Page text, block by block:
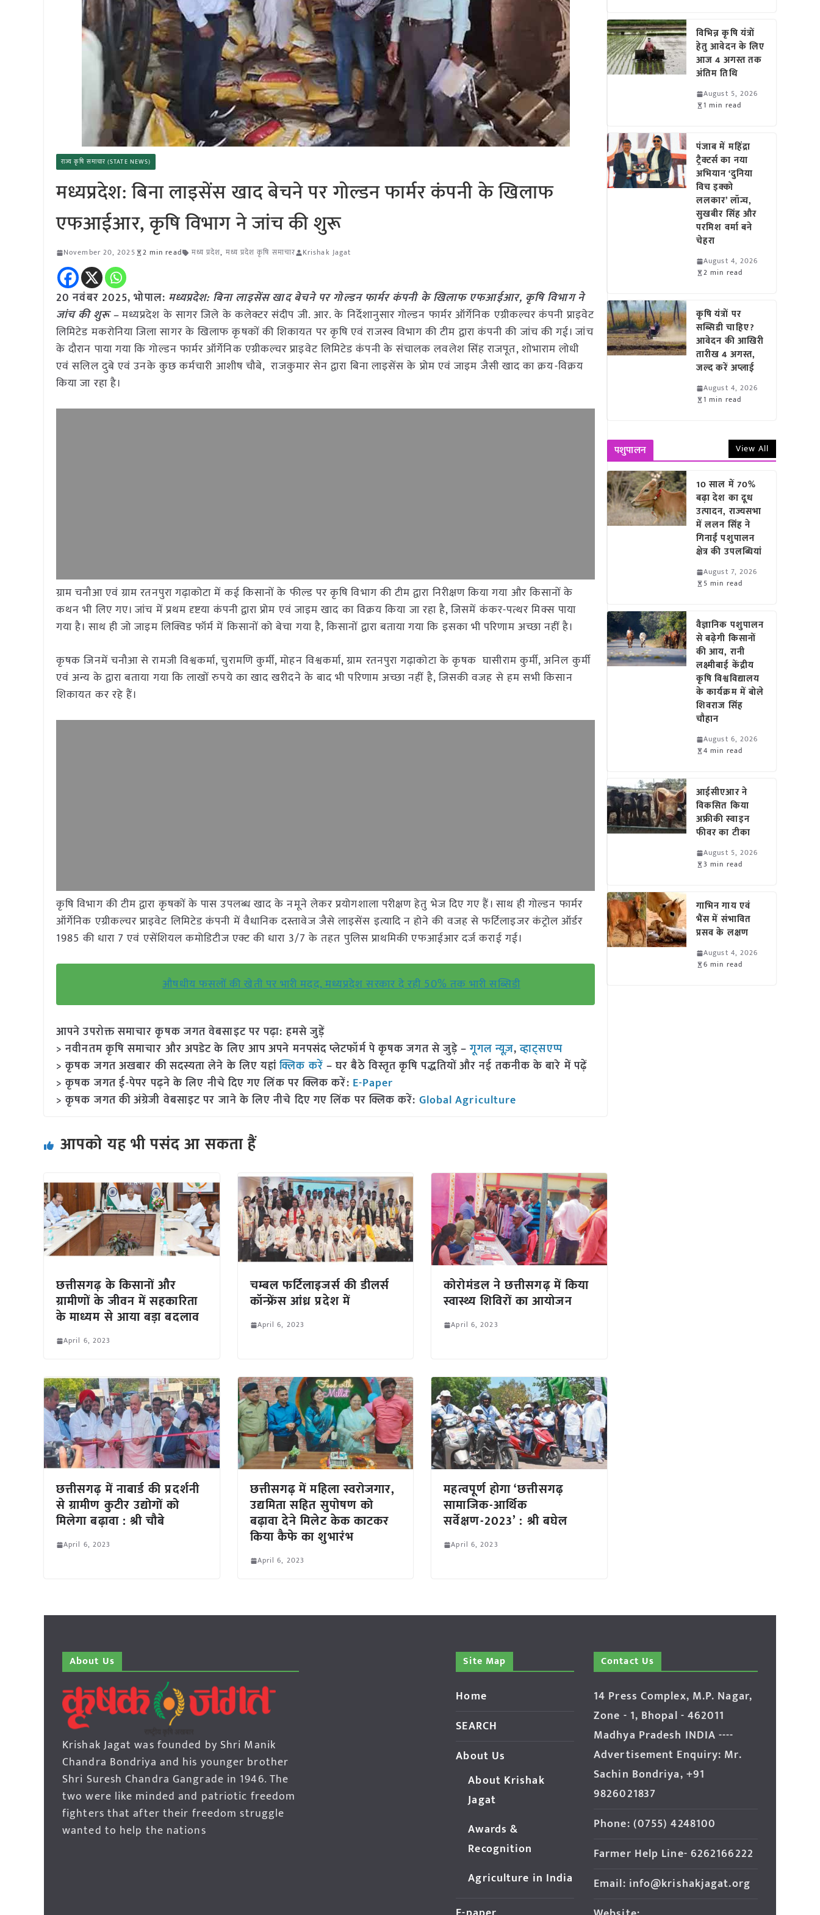
राज्य कृषि समाचार (STATE NEWS)
मध्यप्रदेश: बिना लाइसेंस खाद बेचने पर गोल्डन फार्मर कंपनी के खिलाफ
एफआईआर, कृषि विभाग ने जांच की शुरू
November 20, 2025 2 min read मध्य प्रदेश, मध्य प्रदेश कृषि समाचार Krishak Jagat
20 नवंबर 2025, भोपाल: मध्यप्रदेश: बिना लाइसेंस खाद बेचने पर गोल्डन फार्मर कंपनी के खिलाफ एफआईआर, कृषि विभाग ने
जांच की शुरू –मध्यप्रदेश के सागर जिले के कलेक्टर संदीप जी. आर. के निर्देशानुसार गोल्डन फार्मर ऑर्गेनिक एग्रीकल्चर कंपनी प्राइवेट
लिमिटेड मकरोनिया जिला सागर के खिलाफ कृषकों की शिकायत पर कृषि एवं राजस्व विभाग की टीम द्वारा कंपनी की जांच की गई। जांच
के दौरान पाया गया कि गोल्डन फार्मर ऑर्गेनिक एग्रीकल्चर प्राइवेट लिमिटेड कंपनी के संचालक लवलेश सिंह राजपूत, शोभाराम लोधी
एवं सलिल दुबे एवं उनके कुछ कर्मचारी आशीष चौबे, राजकुमार सेन द्वारा बिना लाइसेंस के प्रोम एवं जाइम जैसी खाद का क्रय-विक्रय
किया जा रहा है।
ग्राम चनौआ एवं ग्राम रतनपुरा गढ़ाकोटा में कई किसानों के फील्ड पर कृषि विभाग की टीम द्वारा निरीक्षण किया गया और किसानों के
कथन भी लिए गए। जांच में प्रथम दृष्टया कंपनी द्वारा प्रोम एवं जाइम खाद का विक्रय किया जा रहा है, जिसमें कंकर-पत्थर मिक्स पाया
गया है। साथ ही जो जाइम लिक्विड फॉर्म में किसानों को बेचा गया है, किसानों द्वारा बताया गया कि इसका भी परिणाम अच्छा नहीं है।
कृषक जिनमें चनौआ से रामजी विश्वकर्मा, चुरामणि कुर्मी, मोहन विश्वकर्मा, ग्राम रतनपुरा गढ़ाकोटा के कृषक घासीराम कुर्मी, अनिल कुर्मी
एवं अन्य के द्वारा बताया गया कि लाखों रुपये का खाद खरीदने के बाद भी परिणाम अच्छा नहीं है, जिसकी वजह से हम सभी किसान
शिकायत कर रहे हैं।
कृषि विभाग की टीम द्वारा कृषकों के पास उपलब्ध खाद के नमूने लेकर प्रयोगशाला परीक्षण हेतु भेज दिए गए हैं। साथ ही गोल्डन फार्मर
ऑर्गेनिक एग्रीकल्चर प्राइवेट लिमिटेड कंपनी में वैधानिक दस्तावेज जैसे लाइसेंस इत्यादि न होने की वजह से फर्टिलाइजर कंट्रोल ऑर्डर
1985 की धारा 7 एवं एसेंशियल कमोडिटीज एक्ट की धारा 3/7 के तहत पुलिस प्राथमिकी एफआईआर दर्ज कराई गई।
औषधीय फसलों की खेती पर भारी मदद, मध्यप्रदेश सरकार दे रही 50% तक भारी सब्सिडी
आपने उपरोक्त समाचार कृषक जगत वेबसाइट पर पढ़ा: हमसे जुड़ें
> नवीनतम कृषि समाचार और अपडेट के लिए आप अपने मनपसंद प्लेटफॉर्म पे कृषक जगत से जुड़े –गूगल न्यूज़,व्हाट्सएप्प
> कृषक जगत अखबार की सदस्यता लेने के लिए यहांक्लिक करें – घर बैठे विस्तृत कृषि पद्धतियों और नई तकनीक के बारे में पढ़ें
> कृषक जगत ई-पेपर पढ़ने के लिए नीचे दिए गए लिंक पर क्लिक करें: E-Paper
> कृषक जगत की अंग्रेजी वेबसाइट पर जाने के लिए नीचे दिए गए लिंक पर क्लिक करें: Global Agriculture
आपको यह भी पसंद आ सकता हैं
छत्तीसगढ़ के किसानों और
ग्रामीणों के जीवन में सहकारिता
के माध्यम से आया बड़ा बदलाव
April 6, 2023
चम्बल फर्टिलाइजर्स की डीलर्स
कॉन्फ्रेंस आंध्र प्रदेश में
April 6, 2023
कोरोमंडल ने छत्तीसगढ़ में किया
स्वास्थ्य शिविरों का आयोजन
April 6, 2023
छत्तीसगढ़ में नाबार्ड की प्रदर्शनी
से ग्रामीण कुटीर उद्योगों को
मिलेगा बढ़ावा : श्री चौबे
April 6, 2023
छत्तीसगढ़ में महिला स्वरोजगार,
उद्यमिता सहित सुपोषण को
बढ़ावा देने मिलेट केक काटकर
किया कैफे का शुभारंभ
April 6, 2023
महत्वपूर्ण होगा ‘छत्तीसगढ़
सामाजिक-आर्थिक
सर्वेक्षण-2023’ : श्री बघेल
April 6, 2023
विभिन्न कृषि यंत्रों
हेतु आवेदन के लिए
आज 4 अगस्त तक
अंतिम तिथि
August 5, 2026
1 min read
पंजाब में महिंद्रा
ट्रैक्टर्स का नया
अभियान ‘दुनिया
विच इक्को
ललकार’ लॉन्च,
सुखबीर सिंह और
परमिश वर्मा बने
चेहरा
August 4, 2026
2 min read
कृषि यंत्रों पर
सब्सिडी चाहिए?
आवेदन की आखिरी
तारीख 4 अगस्त,
जल्द करें अप्लाई
August 4, 2026
1 min read
पशुपालन View All
10 साल में 70%
बढ़ा देश का दूध
उत्पादन, राज्यसभा
में ललन सिंह ने
गिनाईं पशुपालन
क्षेत्र की उपलब्धियां
August 7, 2026
5 min read
वैज्ञानिक पशुपालन
से बढ़ेगी किसानों
की आय, रानी
लक्ष्मीबाई केंद्रीय
कृषि विश्वविद्यालय
के कार्यक्रम में बोले
शिवराज सिंह
चौहान
August 6, 2026
4 min read
आईसीएआर ने
विकसित किया
अफ्रीकी स्वाइन
फीवर का टीका
August 5, 2026
3 min read
गाभिन गाय एवं
भैंस में संभावित
प्रसव के लक्षण
August 4, 2026
6 min read
About Us
Krishak Jagat was founded by Shri Manik
Chandra Bondriya and his younger brother
Shri Suresh Chandra Gangrade in 1946. The
two were like minded and patriotic freedom
fighters that after their freedom struggle
wanted to help the nations
Site Map
Home
SEARCH
About Us
About Krishak
Jagat
Awards &
Recognition
Agriculture in India
Contact Us
14 Press Complex, M.P. Nagar,
Zone - 1, Bhopal - 462011
Madhya Pradesh INDIA ----
Advertisement Enquiry: Mr.
Sachin Bondriya, +91
9826021837
Phone: (0755) 4248100
Farmer Help Line- 6262166222
Email: info@krishakjagat.org